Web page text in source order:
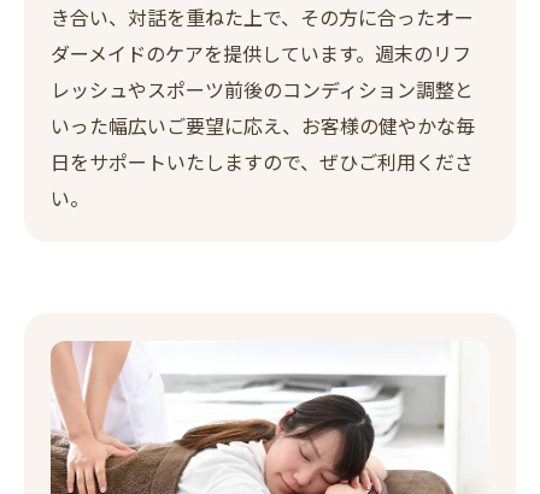
き合い、対話を重ねた上で、その方に合ったオー
ダーメイドのケアを提供しています。週末のリフ
レッシュやスポーツ前後のコンディション調整と
いった幅広いご要望に応え、お客様の健やかな毎
日をサポートいたしますので、ぜひご利用くださ
い。